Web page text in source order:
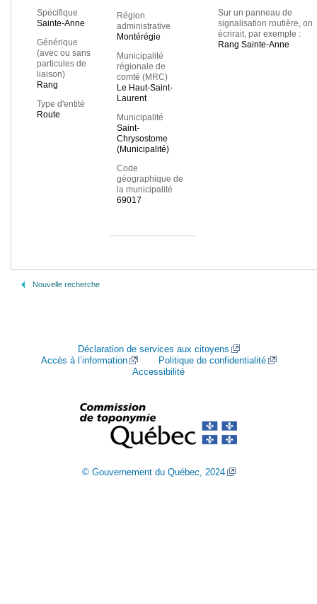
Spécifique
Sainte-Anne
Générique
(avec ou sans
particules de
liaison)
Rang
Type d'entité
Route
Région
administrative
Montérégie
Municipalité
régionale de
comté (MRC)
Le Haut-Saint-
Laurent
Municipalité
Saint-
Chrysostome
(Municipalité)
Code
géographique de
la municipalité
69017
Sur un panneau de
signalisation routière, on
écrirait, par exemple :
Rang Sainte-Anne
Nouvelle recherche
Déclaration de services aux citoyens
Accès à l’information
Politique de confidentialité
Accessibilité
© Gouvernement du Québec, 2024